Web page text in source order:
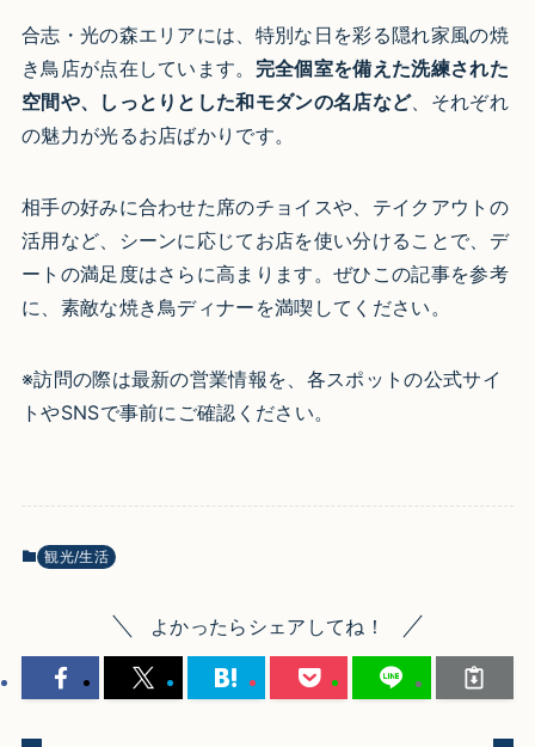
合志・光の森エリアには、特別な日を彩る隠れ家風の焼
き鳥店が点在しています。 完全個室を備えた洗練された
空間や、しっとりとした和モダンの名店など、それぞれ
の魅力が光るお店ばかりです。
相手の好みに合わせた席のチョイスや、テイクアウトの
活用など、シーンに応じてお店を使い分けることで、デ
ートの満足度はさらに高まります。ぜひこの記事を参考
に、素敵な焼き鳥ディナーを満喫してください。
※訪問の際は最新の営業情報を、各スポットの公式サイ
トやSNSで事前にご確認ください。
観光/生活
よかったらシェアしてね！